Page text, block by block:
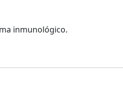
inmunológico.